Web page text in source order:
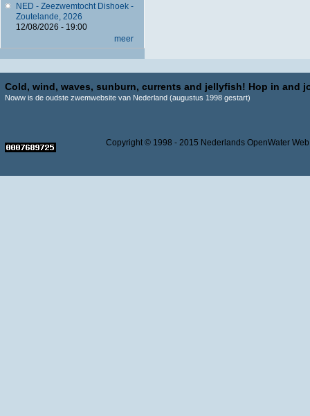
NED - Zeezwemtocht Dishoek -
Zoutelande, 2026
12/08/2026 - 19:00
meer
Cold, wind, waves, sunburn, currents and jellyfish! Hop in and
Noww is de oudste zwemwebsite van Nederland (augustus 1998 gestart)
Copyright © 1998 - 2015 Nederlands OpenWater